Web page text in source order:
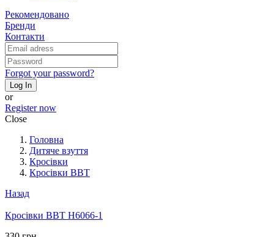
Рекомендовано
Бренди
Контакти
Forgot your password?
Log In
or
Register now
Close
Головна
Дитяче взуття
Кросівки
Кросівки BBT
Назад
Кросівки BBT H6066-1